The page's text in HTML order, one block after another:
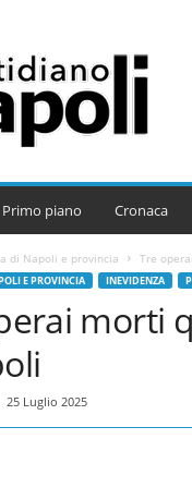
Primo piano Cronaca
di Napoli e provincia Tre
E PROVINCIA INEVIDENZA
morti
25 Luglio 2025